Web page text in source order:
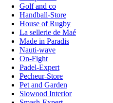
Golf and co
Handball-Store
House of Rugby
La sellerie de Maé
Made in Paradis
Nauti-wave
On-Fight
Padel-Expert
Pecheur-Store
Pet and Garden
Slowood Interior